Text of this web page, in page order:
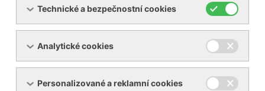
pmng-1-3-nitrogen-generator-with-membrane-
technology-883e9.pdf
Technické a bezpečnostní cookies
Analytické cookies
Personalizované a reklamní cookies